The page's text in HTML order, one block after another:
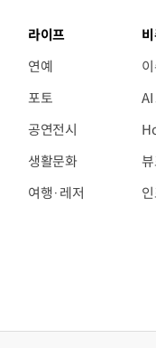
라이프
연예
포토
공연전시
생활문화
여행·레저